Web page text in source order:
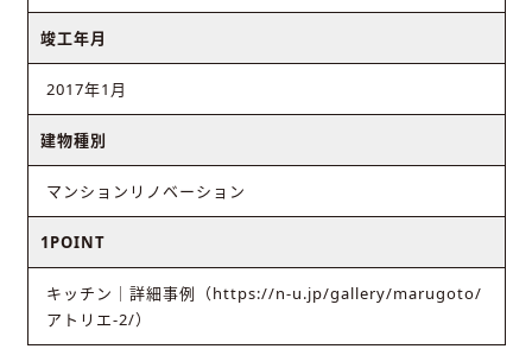
竣工年月
2017年1月
建物種別
マンションリノベーション
1POINT
キッチン｜詳細事例（https://n-u.jp/gallery/marugoto/
アトリエ-2/）